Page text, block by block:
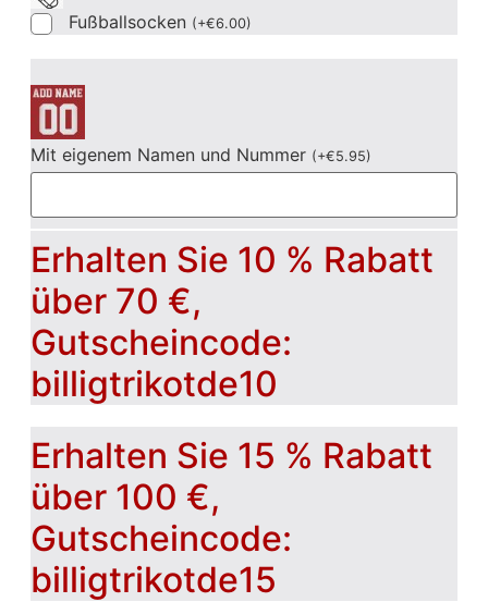
Fußballsocken (+€6.00)
Mit eigenem Namen und Nummer (+€5.95)
Erhalten Sie 10 % Rabatt
über 70 €,
Gutscheincode:
billigtrikotde10
Erhalten Sie 15 % Rabatt
über 100 €,
Gutscheincode:
billigtrikotde15